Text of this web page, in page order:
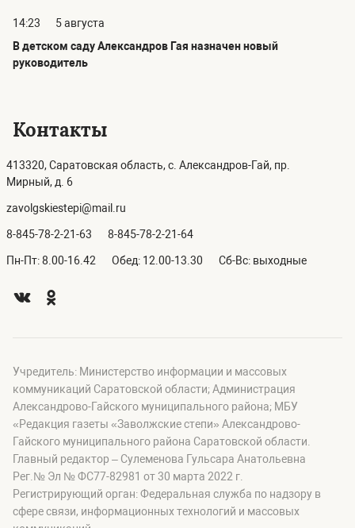
14:23
5 августа
В детском саду Александров Гая назначен новый
руководитель
Контакты
413320, Саратовская область, с. Александров-Гай, пр.
Мирный, д. 6
zavolgskiestepi@mail.ru
8-845-78-2-21-63 8-845-78-2-21-64
Пн-Пт: 8.00-16.42 Обед: 12.00-13.30 Сб-Вс: выходные
Учредитель: Министерство информации и массовых
коммуникаций Саратовской области; Администрация
Александрово-Гайского муниципального района; МБУ
«Редакция газеты «Заволжские степи» Александрово-
Гайского муниципального района Саратовской области.
Главный редактор – Сулеменова Гульсара Анатольевна
Рег.№ Эл № ФС77-82981 от 30 марта 2022 г.
Регистрирующий орган: Федеральная служба по надзору в
сфере связи, информационных технологий и массовых